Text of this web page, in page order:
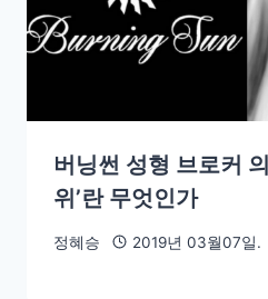
버닝썬 성형 브로커
위’란 무엇인가
정혜승 2019년 03월07일.